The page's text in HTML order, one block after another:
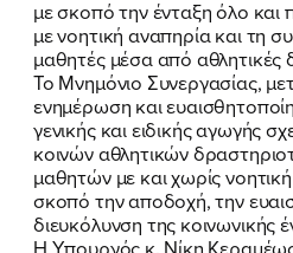
ΠΟΙΑ ΕΙΜΑΙ
ΕΡΓΟ
με σκοπό την ένταξη όλο
με νοητική αναπηρία και τη
μαθητές μέσα από αθλητικές
To Μνημόνιο Συνεργασίας,
ενημέρωση και
γενικής και ειδικής αγωγής
κοινών αθλητικών
μαθητών με και χωρίς
σκοπό την αποδοχή, την
διευκόλυνση της κοινωνικής
Η Υπουργός κ. Νίκη